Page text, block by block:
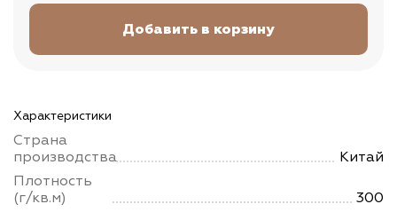
Характеристики
Страна
производства
Китай
Плотность
(г/кв.м)
300